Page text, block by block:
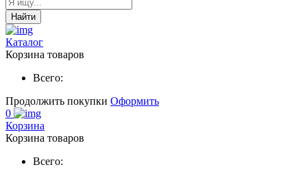
Найти
Каталог
Корзина товаров
Всего:
Продолжить покупки Оформить
0
Корзина
Корзина товаров
Всего: